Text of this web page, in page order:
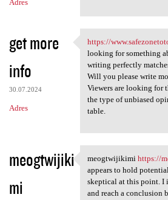
Adres
get more
info
30.07.2024
Adres
https://
https://
looking for something
writing perfectly
Will you please write
Viewers are looking for
the type of unbiased
table.
meogtwijiki
mi
meogtwijikimi
meogtwijikimi https://
appears to hold
skeptical at this point. I
and reach a conclusion